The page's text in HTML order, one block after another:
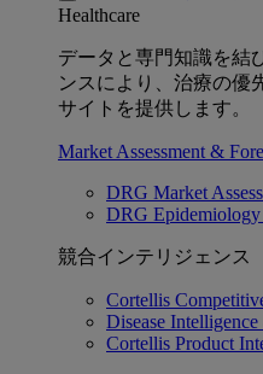
Healthcare
データと専門知識を結
ンスにより、治療の優
サイトを提供します。
Market Assessment &
DRG Market
DRG
競合インテリジェンス
Cortellis
Disease
Cortellis Product